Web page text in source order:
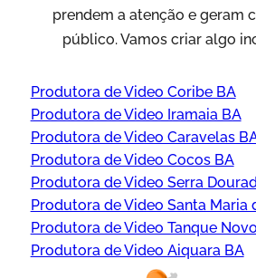
prendem a atenção e geram
público. Vamos criar algo
Produtora de Video Coribe BA
Produtora de Video Iramaia BA
Produtora de Video Caravelas
Produtora de Video Cocos BA
Produtora de Video Serra
Produtora de Video Santa Maria
Produtora de Video Tanque
Produtora de Video Aiquara BA